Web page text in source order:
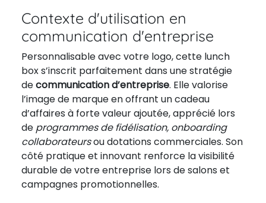
Contexte d'utilisation en
communication d'entreprise
Personnalisable avec votre logo, cette lunch
box s’inscrit parfaitement dans une stratégie
decommunication d’entreprise. Elle valorise
l’image de marque en offrant un cadeau
d’affaires à forte valeur ajoutée, apprécié lors
de programmes de fidélisation, onboarding
collaborateursou dotations commerciales. Son
côté pratique et innovant renforce la visibilité
durable de votre entreprise lors de salons et
campagnes promotionnelles.